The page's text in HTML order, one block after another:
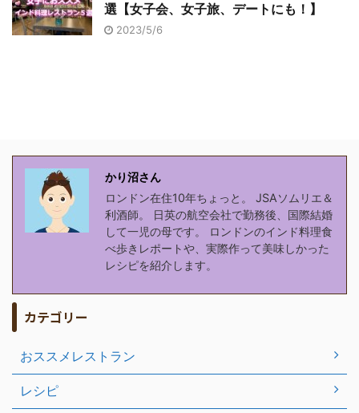
選【女子会、女子旅、デートにも！】
2023/5/6
かり沼さん
ロンドン在住10年ちょっと。 JSAソムリエ＆
利酒師。 日英の航空会社で勤務後、国際結婚
して一児の母です。 ロンドンのインド料理食
べ歩きレポートや、実際作って美味しかった
レシピを紹介します。
カテゴリー
おススメレストラン
レシピ